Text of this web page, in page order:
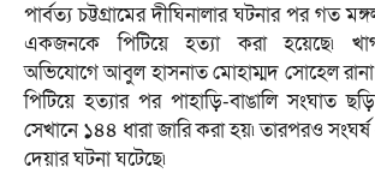
পার্বত্য চট্টগ্রামের দীঘিনালার ঘটনার পর গত
একজনকে পিটিয়ে হত্যা করা হয়েছে৷
অভিযোগে আবুল হাসনাত মোহাম্মদ সোহেল
পিটিয়ে হত্যার পর পাহাড়ি-বাঙালি সংঘাত
সেখানে ১৪৪ ধারা জারি করা হয়৷ তারপরও
দেয়ার ঘটনা ঘটেছে৷